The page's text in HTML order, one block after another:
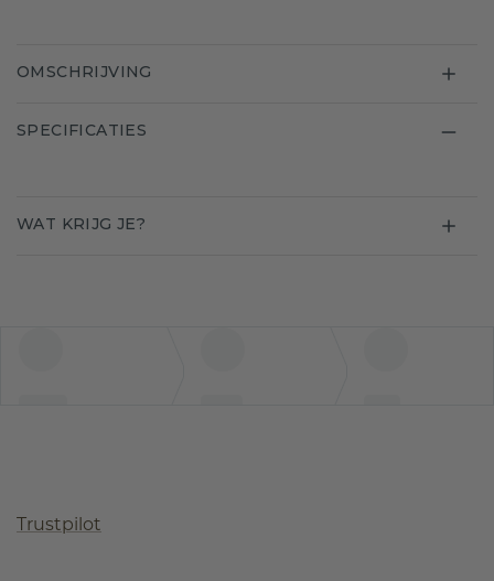
OMSCHRIJVING
SPECIFICATIES
WAT KRIJG JE?
Trustpilot